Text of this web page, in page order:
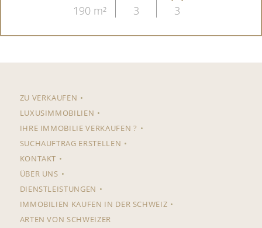
190 m² 3 3
ZU VERKAUFEN
LUXUSIMMOBILIEN
IHRE IMMOBILIE VERKAUFEN ?
SUCHAUFTRAG ERSTELLEN
KONTAKT
ÜBER UNS
DIENSTLEISTUNGEN
IMMOBILIEN KAUFEN IN DER SCHWEIZ
ARTEN VON SCHWEIZER